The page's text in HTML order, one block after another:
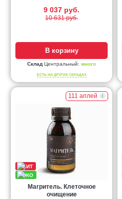
9 037 руб.
10 631 руб.
В корзину
Склад Центральный: много
ЕСТЬ НА ДРУГИХ СКЛАДАХ
111 аплей
Магритель. Клеточное
очищение